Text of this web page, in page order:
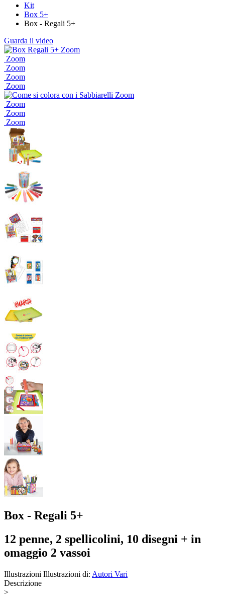
Kit
Box 5+
Box - Regali 5+
Guarda il video
Zoom
Zoom
Zoom
Zoom
Zoom
Zoom
Zoom
Zoom
Zoom
Box - Regali 5+
12 penne, 2 spellicolini, 10 disegni + in
omaggio 2 vassoi
Illustrazioni Illustrazioni di: Autori Vari
Descrizione
>